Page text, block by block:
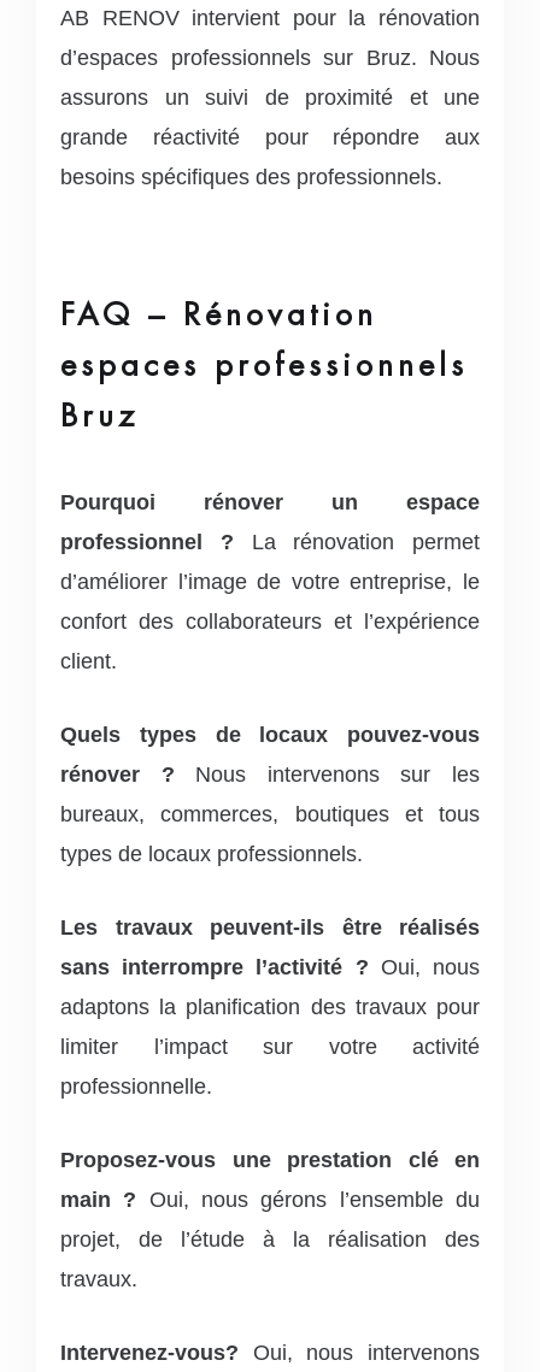
AB RENOV intervient pour la rénovation
d’espaces professionnels sur Bruz. Nous
assurons un suivi de proximité et une
grande réactivité pour répondre aux
besoins spécifiques des professionnels.
FAQ – Rénovation
espaces professionnels
Bruz
Pourquoi rénover un espace
professionnel ? La rénovation permet
d’améliorer l’image de votre entreprise, le
confort des collaborateurs et l’expérience
client.
Quels types de locaux pouvez-vous
rénover ? Nous intervenons sur les
bureaux, commerces, boutiques et tous
types de locaux professionnels.
Les travaux peuvent-ils être réalisés
sans interrompre l’activité ? Oui, nous
adaptons la planification des travaux pour
limiter l’impact sur votre activité
professionnelle.
Proposez-vous une prestation clé en
main ? Oui, nous gérons l’ensemble du
projet, de l’étude à la réalisation des
travaux.
Intervenez-vous? Oui, nous intervenons